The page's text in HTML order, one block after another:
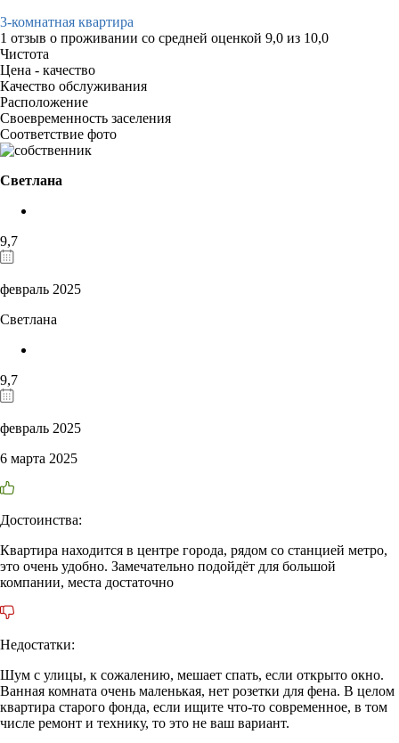
3-комнатная квартира
1 отзыв о проживании со средней оценкой 9,0 из 10,0
Чистота
Цена - качество
Качество обслуживания
Расположение
Своевременность заселения
Соответствие фото
Светлана
9,7
февраль 2025
Светлана
9,7
февраль 2025
6 марта 2025
Достоинства:
Квартира находится в центре города, рядом со станцией метро,
это очень удобно. Замечательно подойдёт для большой
компании, места достаточно
Недостатки:
Шум с улицы, к сожалению, мешает спать, если открыто окно.
Ванная комната очень маленькая, нет розетки для фена. В целом
квартира старого фонда, если ищите что-то современное, в том
числе ремонт и технику, то это не ваш вариант.